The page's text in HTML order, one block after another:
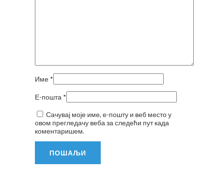
Име *
Е-пошта *
Сачувај моје име, е-пошту и веб место у
овом прегледачу веба за следећи пут када
коментаришем.